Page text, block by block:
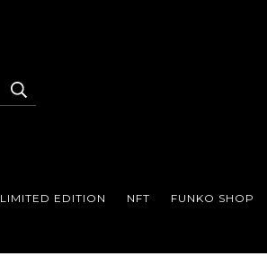
LIMITED EDITION NFT FUNKO SHOP